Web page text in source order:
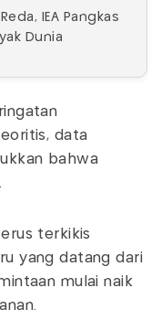
IEA Pangkas
Dunia
data
bahwa
terkikis
yang datang dari
mulai naik